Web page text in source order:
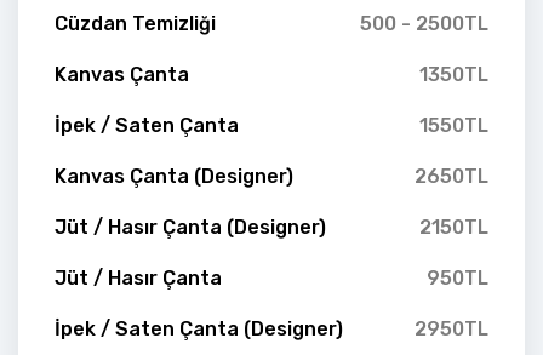
Cüzdan Temizliği 500 - 2500TL
Kanvas Çanta 1350TL
İpek / Saten Çanta 1550TL
Kanvas Çanta (Designer) 2650TL
Jüt / Hasır Çanta (Designer) 2150TL
Jüt / Hasır Çanta 950TL
İpek / Saten Çanta (Designer) 2950TL